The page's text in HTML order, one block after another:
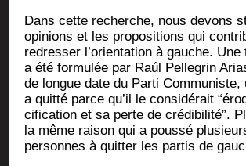
Dans cette recherche, nous devons
opi­nions et les pro­po­si­tions qui
redres­ser l’o­rien­ta­tion à gauche.
a été for­mu­lée par Raúl Pel­le­grin
de longue date du Par­ti Com­mu­niste,
a quit­té parce qu’il le consi­dé­rait
ci­fi­ca­tion et sa perte de cré­di­bi­li­té”.
la même rai­son qui a pous­sé
per­sonnes à quit­ter les par­tis de